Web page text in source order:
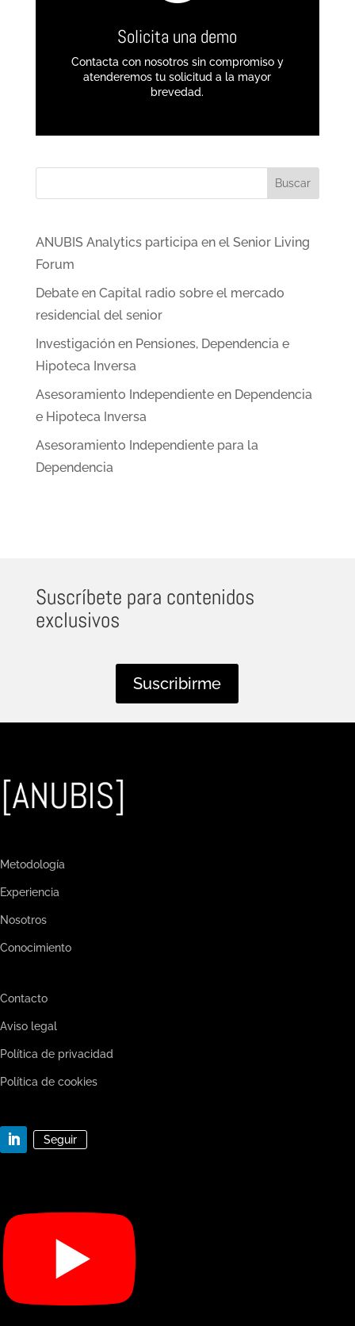
Solicita una demo
Contacta con nosotros sin compromiso y
atenderemos tu solicitud a la mayor
brevedad.
Buscar
ANUBIS Analytics participa en el Senior Living
Forum
Debate en Capital radio sobre el mercado
residencial del senior
Investigación en Pensiones, Dependencia e
Hipoteca Inversa
Asesoramiento Independiente en Dependencia
e Hipoteca Inversa
Asesoramiento Independiente para la
Dependencia
Suscríbete para contenidos
exclusivos
Suscribirme
Metodología
Experiencia
Nosotros
Conocimiento
Contacto
Aviso legal
Política de privacidad
Política de cookies
Seguir